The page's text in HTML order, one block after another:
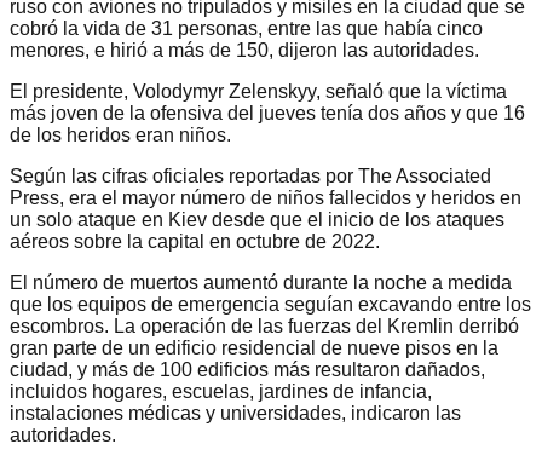
ruso con aviones no tripulados y misiles en la ciudad que se
cobró la vida de 31 personas, entre las que había cinco
menores, e hirió a más de 150, dijeron las autoridades.
El presidente, Volodymyr Zelenskyy, señaló que la víctima
más joven de la ofensiva del jueves tenía dos años y que 16
de los heridos eran niños.
Según las cifras oficiales reportadas por The Associated
Press, era el mayor número de niños fallecidos y heridos en
un solo ataque en Kiev desde que el inicio de los ataques
aéreos sobre la capital en octubre de 2022.
El número de muertos aumentó durante la noche a medida
que los equipos de emergencia seguían excavando entre los
escombros. La operación de las fuerzas del Kremlin derribó
gran parte de un edificio residencial de nueve pisos en la
ciudad, y más de 100 edificios más resultaron dañados,
incluidos hogares, escuelas, jardines de infancia,
instalaciones médicas y universidades, indicaron las
autoridades.